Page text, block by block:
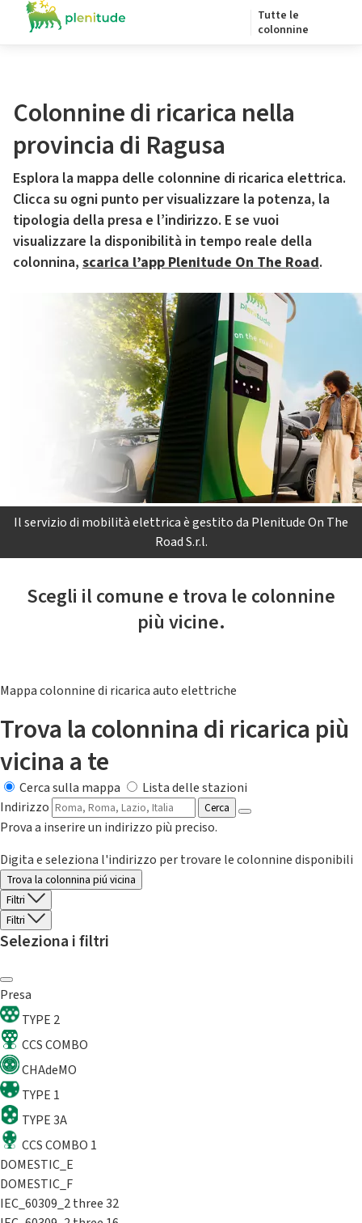
Tutte le
colonnine
Colonnine di ricarica nella
provincia di Ragusa
Esplora la mappa delle colonnine di ricarica elettrica.
Clicca su ogni punto per visualizzare la potenza, la
tipologia della presa e l’indirizzo. E se vuoi
visualizzare la disponibilità in tempo reale della
colonnina, scarica l’app Plenitude On The Road.
Il servizio di mobilità elettrica è gestito da Plenitude On The
Road S.r.l.
Scegli il comune e trova le colonnine
più vicine.
Mappa colonnine di ricarica auto elettriche
Trova la colonnina di ricarica più
vicina a te
Cerca sulla mappa
Lista delle stazioni
Indirizzo
Cerca
Prova a inserire un indirizzo più preciso.
Digita e seleziona l'indirizzo per trovare le colonnine disponibili
Trova la colonnina piú vicina
Filtri
Filtri
Seleziona i filtri
Presa
TYPE 2
CCS COMBO
CHAdeMO
TYPE 1
TYPE 3A
CCS COMBO 1
DOMESTIC_E
DOMESTIC_F
IEC_60309_2 three 32